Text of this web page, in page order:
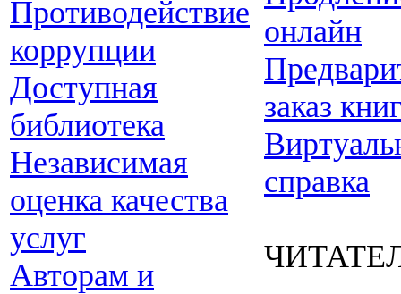
Противодействие
коррупции
Доступная
библиотека
Независимая
оценка качества
услуг
Авторам и
онлайн
заказ
справка